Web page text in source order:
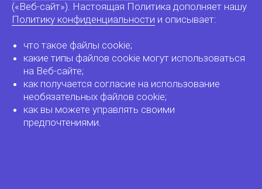
(«Веб-сайт»). Настоящая Политика дополняет нашу
Политику конфиденциальности и описывает:
что такое файлы cookie;
какие типы файлов cookie могут использоваться
на Веб-сайте;
как получается согласие на использование
необязательных файлов cookie;
как вы можете управлять своими
предпочтениями.